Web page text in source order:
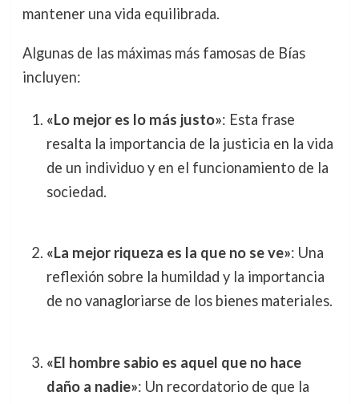
mantener una vida equilibrada.
Algunas de las máximas más famosas de Bías
incluyen:
«Lo mejor es lo más justo»: Esta frase
resalta la importancia de la justicia en la vida
de un individuo y en el funcionamiento de la
sociedad.
«La mejor riqueza es la que no se ve»: Una
reflexión sobre la humildad y la importancia
de no vanagloriarse de los bienes materiales.
«El hombre sabio es aquel que no hace
daño a nadie»: Un recordatorio de que la